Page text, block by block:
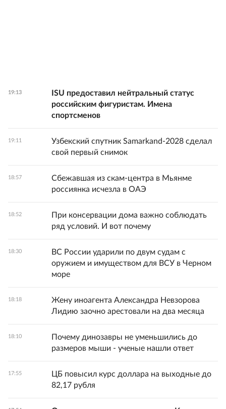
19:13
ISU предоставил нейтральный статус
российским фигуристам. Имена
спортсменов
19:11
Узбекский спутник Samarkand-2028 сделал
свой первый снимок
18:57
Сбежавшая из скам-центра в Мьянме
россиянка исчезла в ОАЭ
18:52
При консервации дома важно соблюдать
ряд условий. И вот почему
18:30
ВС России ударили по двум судам с
оружием и имуществом для ВСУ в Черном
море
18:18
Жену иноагента Александра Невзорова
Лидию заочно арестовали на два месяца
18:10
Почему динозавры не уменьшились до
размеров мыши - ученые нашли ответ
17:55
ЦБ повысил курс доллара на выходные до
82,17 рубля